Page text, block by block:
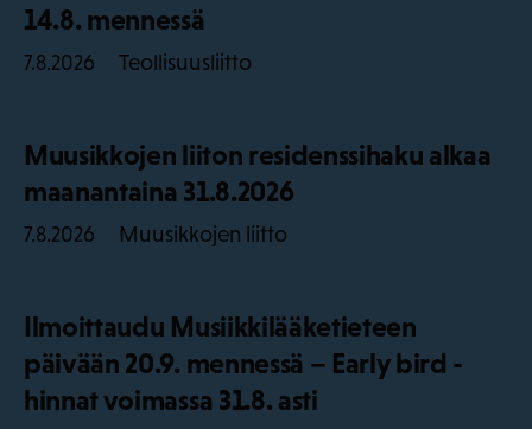
14.8. mennessä
7.8.2026 Teollisuusliitto
Muusikkojen liiton residenssihaku alkaa
maanantaina 31.8.2026
7.8.2026 Muusikkojen liitto
Ilmoittaudu Musiikkilääketieteen
päivään 20.9. mennessä – Early bird -
hinnat voimassa 31.8. asti